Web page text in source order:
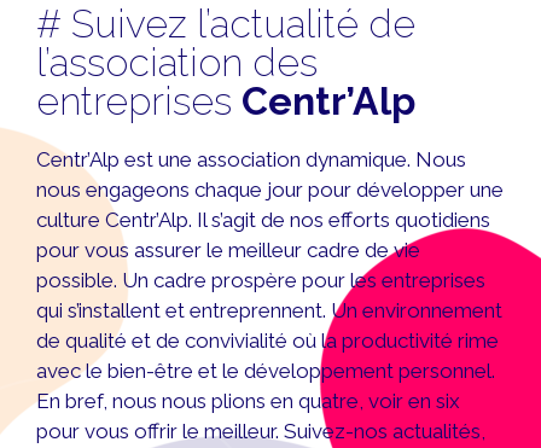
# Suivez l’actualité de
l’association des
entreprises Centr’Alp
Centr’Alp est une association dynamique. Nous
nous engageons chaque jour pour développer une
culture Centr’Alp. Il s’agit de nos efforts quotidiens
pour vous assurer le meilleur cadre de vie
possible. Un cadre prospère pour les entreprises
qui s’installent et entreprennent. Un environnement
de qualité et de convivialité où la productivité rime
avec le bien-être et le développement personnel.
En bref, nous nous plions en quatre, voir en six
pour vous offrir le meilleur. Suivez-nos actualités,